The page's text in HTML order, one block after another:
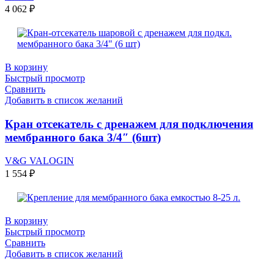
4 062 ₽
В корзину
Быстрый просмотр
Сравнить
Добавить в список желаний
Кран отсекатель с дренажем для подключения
мембранного бака 3/4″ (6шт)
V&G VALOGIN
1 554 ₽
В корзину
Быстрый просмотр
Сравнить
Добавить в список желаний